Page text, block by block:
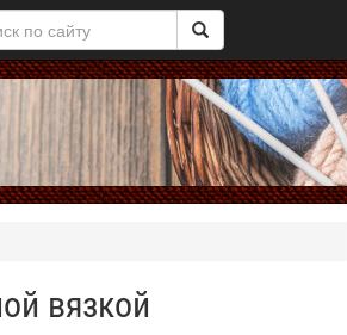
вязкой